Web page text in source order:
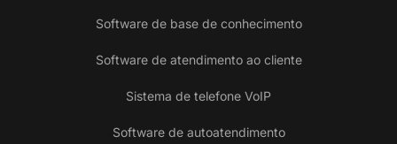
Software de base de conhecimento
Software de atendimento ao cliente
Sistema de telefone VoIP
Software de autoatendimento